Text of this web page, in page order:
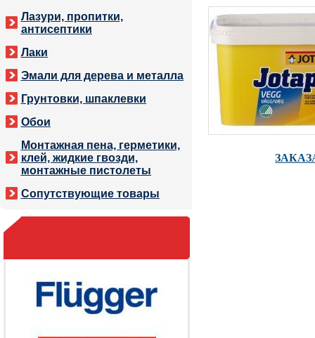
Лазури, пропитки,
антисептики
Лаки
Эмали для дерева и металла
Грунтовки, шпаклевки
Обои
Монтажная пена, герметики,
клей, жидкие гвозди,
монтажные пистолеты
Сопутствующие товары